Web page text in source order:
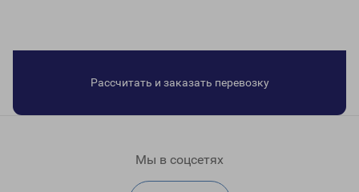
Рассчитать и заказать перевозку
Мы в соцсетях